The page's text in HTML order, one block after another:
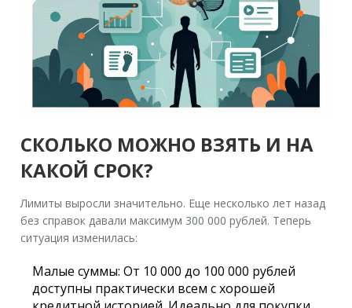
СКОЛЬКО МОЖНО ВЗЯТЬ И НА
КАКОЙ СРОК?
Лимиты выросли значительно. Еще несколько лет назад
без справок давали максимум 300 000 рублей. Теперь
ситуация изменилась:
Малые суммы: От 10 000 до 100 000 рублей
доступны практически всем с хорошей